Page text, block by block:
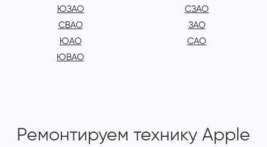
ЮЗАО
СВАО
ЮАО
ЮВАО
СЗАО
ЗАО
САО
Ремонтируем технику Apple